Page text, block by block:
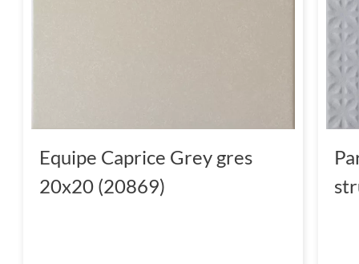
Equipe Caprice Grey gres
20x20 (20869)